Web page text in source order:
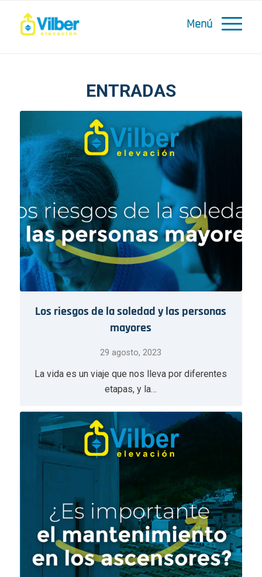
ENTRADAS
Los riesgos de la soledad y las personas
mayores
29 agosto, 2023
La vida es un viaje que nos lleva por diferentes
etapas, y la…